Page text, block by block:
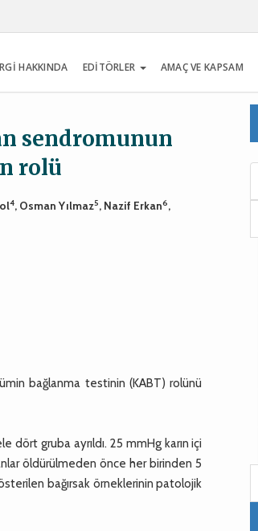
HAKKINDA EDİTÖRLER AMAÇ VE KAPSAM
sendromunun
rolü
4, Osman Yılmaz5, Nazif Erkan6,
bağlanma testinin (KABT) rolünü
gruba ayrıldı. 25 mmHg karın içi
öldürülmeden önce her birinden 5
bağırsak örneklerinin patolojik